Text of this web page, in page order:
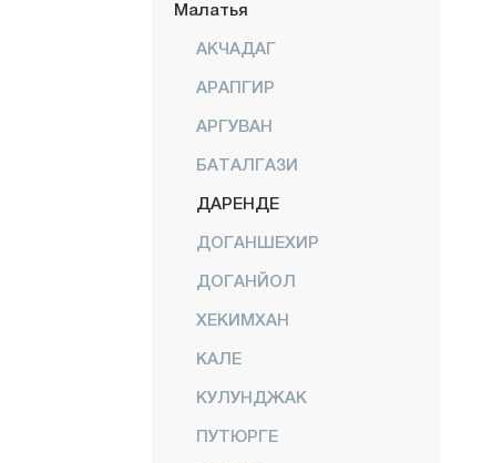
Малатья
АКЧАДАГ
АРАПГИР
АРГУВАН
БАТАЛГАЗИ
ДАРЕНДЕ
ДОГАНШЕХИР
ДОГАНЙОЛ
ХЕКИМХАН
КАЛЕ
КУЛУНДЖАК
ПУТЮРГЕ